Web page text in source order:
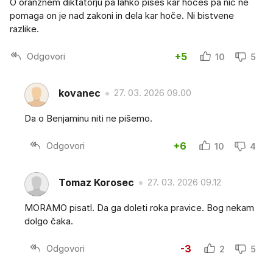
pomaga on je nad zakoni in dela kar hoče. Ni bistvene
razlike.
Odgovori +5 10 5
kovanec 27. 03. 2026 09.00
Da o Benjaminu niti ne pišemo.
Odgovori +6 10 4
Tomaz Korosec 27. 03. 2026 09.12
MORAMO pisatl. Da ga doleti roka pravice. Bog nekam
dolgo čaka.
Odgovori -3 2 5